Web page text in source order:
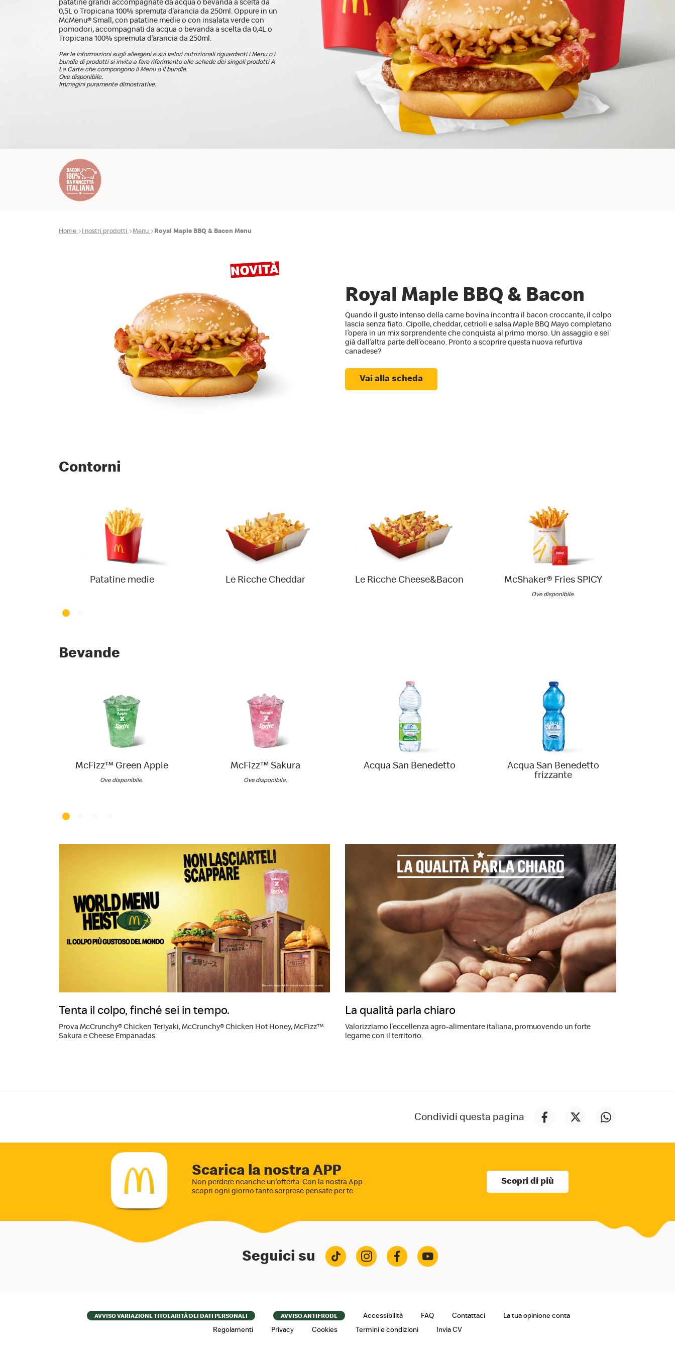
patatine grandi accompagnate da acqua o bevanda a scelta da
0,5L o Tropicana 100% spremuta d’arancia da 250ml. Oppure in un
McMenu® Small, con patatine medie o con insalata verde con
pomodori, accompagnati da acqua o bevanda a scelta da 0,4L o
Tropicana 100% spremuta d’arancia da 250ml.
Per le informazioni sugli allergeni e sui valori nutrizionali riguardanti i Menu o i
bundle di prodotti si invita a fare riferimento alle schede dei singoli prodotti A
La Carte che compongono il Menu o il bundle.
Ove disponibile.
Immagini puramente dimostrative.
Home I nostri prodotti Menu Royal Maple BBQ & Bacon Menu
Royal Maple BBQ & Bacon
Quando il gusto intenso della carne bovina incontra il bacon croccante, il colpo
lascia senza fiato. Cipolle, cheddar, cetrioli e salsa Maple BBQ Mayo completano
l’opera in un mix sorprendente che conquista al primo morso. Un assaggio e sei
già dall’altra parte dell’oceano. Pronto a scoprire questa nuova refurtiva
canadese?
Vai alla scheda
Contorni
Patatine medie Le Ricche Cheddar Le Ricche Cheese&Bacon McShaker® Fries SPICY
Ove disponibile.
Bevande
McFizz™ Green Apple
Ove disponibile.
McFizz™ Sakura
Ove disponibile.
Acqua San Benedetto
Acqua San Benedetto
frizzante
Tenta il colpo, finché sei in tempo.
Prova McCrunchy® Chicken Teriyaki, McCrunchy® Chicken Hot Honey, McFizz™
Sakura e Cheese Empanadas.
La qualità parla chiaro
Valorizziamo l’eccellenza agro-alimentare italiana, promuovendo un forte
legame con il territorio.
Condividi questa pagina
Scarica la nostra APP
Non perdere neanche un'offerta. Con la nostra App
scopri ogni giorno tante sorprese pensate per te.
Scopri di più
Seguici su
FooterAVVISO VARIAZIONE TITOLARITÀ DEI DATI PERSONALI AVVISO ANTIFRODE Accessibilità FAQ Contattaci
La tua opinione conta
Regolamenti
Privacy Cookies Termini e condizioni Invia CV